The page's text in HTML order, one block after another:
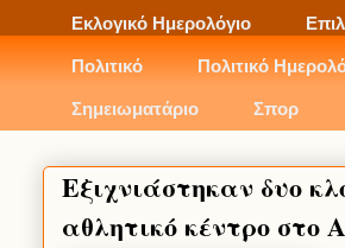
Εκλογικό Ημερολόγιο
Πολιτικό Πολιτικό
Σημειωματάριο Σπορ
Εξιχνιάστηκαν δυο
αθλητικό κέντρο στο